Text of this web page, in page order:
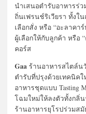
นำเสนอตำรับอาหารร่
ถิ่นเฟรนช์ริเวียรา ทั้งใ
เลือกสั่ง หรือ “อะลาคา
ผู้เลือกให้กับลูกค้า หรือ
คอร์ส
Gaa ร้านอาหารสไตล์น
ตำรับที่ปรุงด้วยเทคนิค
อาหารชุดแบบ Tasting
โฉมใหม่ให้ลงตัวทั้งกลิ่
ร้านอาหารยุโรปร่วมส